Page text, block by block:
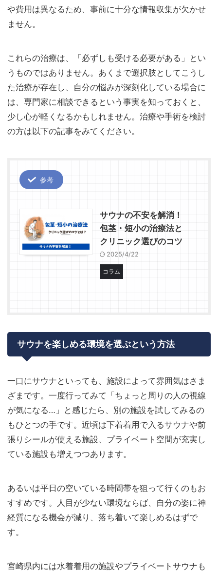
や費用は異なるため、事前に十分な情報収集が欠かせ
ません。
これらの治療は、「必ずしも受ける必要がある」とい
うものではありません。あくまで選択肢としてこうし
た治療が存在し、自分の悩みが深刻化している場合に
は、専門家に相談できるという事実を知っておくと、
少し心が軽くなるかもしれません。治療や手術を検討
の方は以下の記事をみてください。
参考
サウナの不安を解消！
包茎・短小の治療法と
クリニック選びのコツ
2025/4/22
コラム
サウナを楽しめる環境を選ぶという方法
一口にサウナといっても、施設によって雰囲気はさま
ざまです。一度行ってみて「ちょっと周りの人の視線
が気になる…」と感じたら、別の施設を試してみるの
もひとつの手です。近頃は下着着用で入るサウナや前
張りシールが使える施設、プライベート空間が充実し
ている施設も増えつつあります。
あるいは平日の空いている時間帯を狙って行くのもお
すすめです。人目が少ない環境ならば、自分の姿に神
経質になる機会が減り、落ち着いて楽しめるはずで
す。
宮崎県内には水着着用の施設やプライベートサウナも